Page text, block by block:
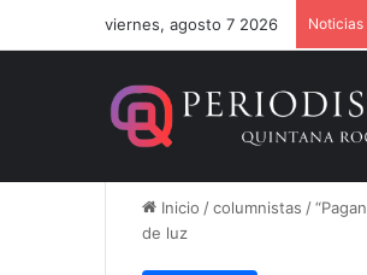
viernes, agosto 7 2026 Noticias
Inicio /columnistas /
de luz